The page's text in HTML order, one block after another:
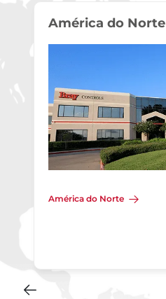
América do Norte
América do Norte